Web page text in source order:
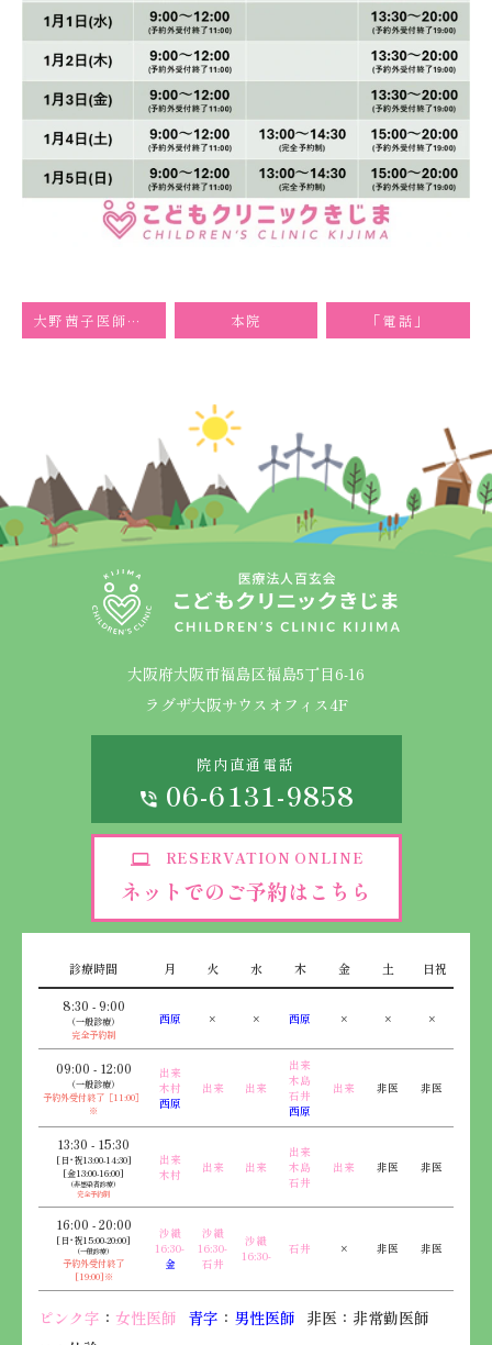
大野茜子医師退職のお知らせ 本院 「電話」
大阪府大阪市福島区福島5丁目6-16
ラグザ大阪サウスオフィス4F
院内直通電話
06-6131-9858
RESERVATION ONLINE
ネットでのご予約はこちら
診療時間 月 火 水 木 金 土 日祝
8:30 - 9:00
（一般診療）
完全予約制
西原 × × 西原 × × ×
09:00 - 12:00
（一般診療）
予約外受付終了［11:00］
※
出来
木村
西原
出来 出来
出来
木島
石井
西原
出来 非医 非医
13:30 - 15:30
[日･祝13:00-14:30]
[金13:00-16:00]
（非感染者診療）
完全予約制
出来
木村
出来 出来
出来
木島
石井
出来 非医 非医
16:00 - 20:00
[日･祝15:00-20:00]
（一般診療）
予約外受付終了
[19:00]※
沙織
16:30-
金
沙織
16:30-
石井
沙織
16:30-
石井 × 非医 非医
ピンク字 ： 女性医師 青字 ： 男性医師 非医：非常勤医師